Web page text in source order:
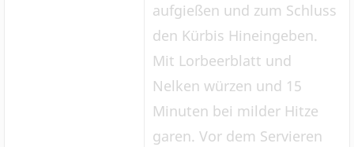
aufgießen und zum Schluss
den Kürbis Hineingeben.
Mit Lorbeerblatt und
Nelken würzen und 15
Minuten bei milder Hitze
garen. Vor dem Servieren